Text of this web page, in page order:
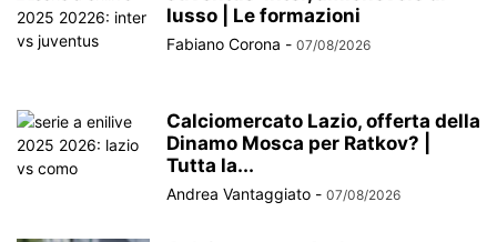
lusso | Le formazioni
Fabiano Corona - 07/08/2026
Calciomercato Lazio, offerta della
Dinamo Mosca per Ratkov? |
Tutta la...
Andrea Vantaggiato - 07/08/2026